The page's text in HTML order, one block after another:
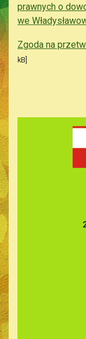
prawnych o
we
Zgoda na
kB]